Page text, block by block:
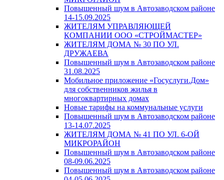
Повышенный шум в Автозаводском районе
14-15.09.2025
ЖИТЕЛЯМ УПРАВЛЯЮЩЕЙ
КОМПАНИИ ООО «СТРОЙМАСТЕР»
ЖИТЕЛЯМ ДОМА № 30 ПО УЛ.
ДРУЖАЕВА
Повышенный шум в Автозаводском районе
31.08.2025
Мобильное приложение «Госуслуги.Дом»
для собственников жилья в
многоквартирных домах
Новые тарифы на коммунальные услуги
Повышенный шум в Автозаводском районе
13-14.07.2025
ЖИТЕЛЯМ ДОМА № 41 ПО УЛ. 6-ОЙ
МИКРОРАЙОН
Повышенный шум в Автозаводском районе
08-09.06.2025
Повышенный шум в Автозаводском районе